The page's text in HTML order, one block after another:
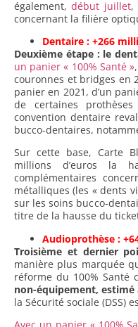
également,début juillet,
concernant la filière
Dentaire : +266
Deuxième étape : le
un panier « 100% Santé »
couronnes et bridges en
panier en 2021, d’un
de certaines
convention dentaire
bucco-dentaires,
Sur cette base, Carte
millions d’euros la
complémentaires
métalliques (les « dents
sur les soins bucco-
titre de la hausse du
Audioprothèse :
Troisième et dernier
manière plus marquée
réforme du 100% Santé
non-équipement, estimé
la Sécurité sociale (DSS)